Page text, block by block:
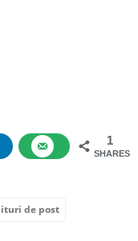
1
SHARES
de post